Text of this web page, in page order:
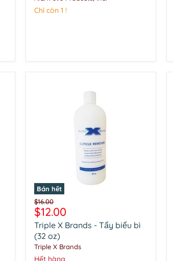
vết
chai
Chỉ còn 1 !
Bán hết
Triple
X
Brands
-
Tẩy
biểu
bì
Giá
gốc
$16.00
Giá
hiện
tại
$12.00
Triple X Brands - Tẩy biểu bì
(32 oz)
Triple X Brands
Hết hàng